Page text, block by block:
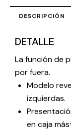
DESCRIPCIÓN
DETALLE
La función de
por fuera.
Modelo
izquierdas.
en caja